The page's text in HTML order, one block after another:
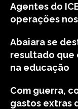
Agentes do
operações
Abaiara se
resultado que
na educação
Com guerra,
gastos extras